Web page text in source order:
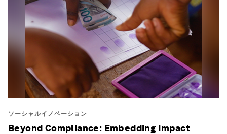
ソーシャルイノベーション
Beyond Compliance: Embedding Impact